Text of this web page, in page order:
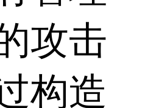
攻击
构造